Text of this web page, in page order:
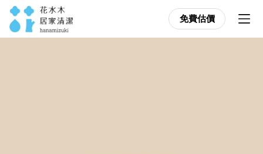
免費估價
免費估價